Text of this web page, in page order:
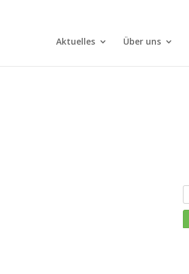
Aktuelles Über uns